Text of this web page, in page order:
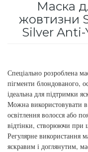
Маска
жовтизни
Silver Anti-
Спеціально розроблена
пігменти блондованого,
ідеальна для підтримки
Можна використовувати
освітлення волосся або
відтінки, створюючи
Регулярне використання
яскравим і доглянутим,
Кошти від лупи
для інтенсивного
Subtil Color Lab
Subtil Color Lab
кучерявого волосся
Subtil Color Lab
Серія для
Subtil Color Lab
Revlon Professional
Subrina Professional
Subtil